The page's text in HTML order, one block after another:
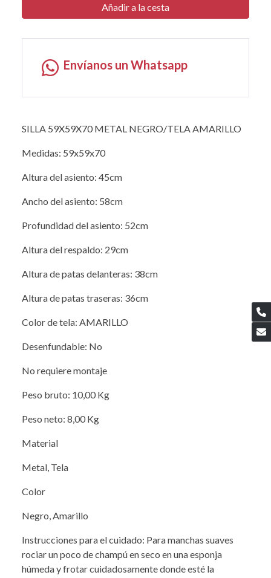
Añadir a la cesta
Envíanos un Whatsapp
SILLA 59X59X70 METAL NEGRO/TELA AMARILLO
Medidas: 59x59x70
Altura del asiento: 45cm
Ancho del asiento: 58cm
Profundidad del asiento: 52cm
Altura del respaldo: 29cm
Altura de patas delanteras: 38cm
Altura de patas traseras: 36cm
Color de tela: AMARILLO
Desenfundable: No
No requiere montaje
Peso bruto: 10,00 Kg
Peso neto: 8,00 Kg
Material
Metal, Tela
Color
Negro, Amarillo
Instrucciones para el cuidado: Para manchas suaves
rociar un poco de champú en seco en una esponja
húmeda y frotar cuidadosamente donde esté la